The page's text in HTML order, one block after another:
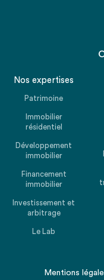
Nos expertises
Patrimoine
Immobilier
résidentiel
Développement
immobilier
Financement
immobilier
Investissement et
arbitrage
Le Lab
Mentions